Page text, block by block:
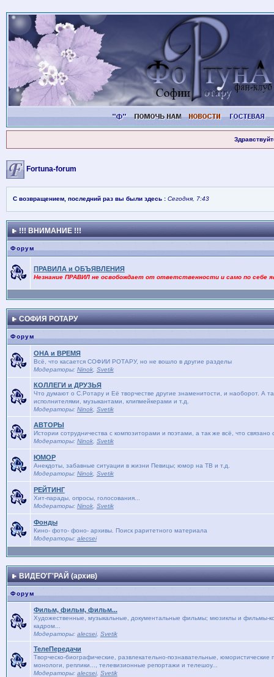
Fortuna-forum
С возвращением, последний раз вы были здесь : Сегодня, 7:43
!!! ВНИМАНИЕ !!!
Форум
ПРАВИЛА и ОБЪЯВЛЕНИЯ
Незнание ПРАВИЛ не освобождает от ответственности и само по себе
СОФИЯ РОТАРУ
Форум
ОНА и ВРЕМЯ
Bсё, что касается СОФИИ РОТАРУ, но не вошло в другие разделы
Модераторы: Ninok, Svetik
КОЛЛЕГИ и ДРУЗЬЯ
Что думают о С.Ротару и Её творчестве другие знаменитости, и наоборот. А
исполнителями, музыкантами, клипмейкерами и т.д.
Модераторы: Ninok, Svetik
АВТОРЫ
Истории сотрудничества с композиторами и поэтами, а так же всё, что связано
Модераторы: Ninok, Svetik
ЮМОР
Анекдоты, забавные ситуации в жизни Певицы; юмор на ТВ и т.д.
Модераторы: Ninok, Svetik
РЕЙТИНГ
Хит-парады, опросы, голосования...
Модераторы: Ninok, Svetik
Фонды
Кино- фото- фоно- архивы. Поиск раритетного материала
Модераторы: alecsei
ВИДЕО'Г'РАЙ (архив)
Форум
Фильм, фильм, фильм...
Художественные, музыкальные, документальные фильмы; мюзиклы и фильмы-
кадром...
Модераторы: alecsei, Svetik
ТелеПередачи
Творческо-биографические, развлекательно-познавательные,
монологи, реплики..., телевизионные репортажи и телешоу...
Модераторы: alecsei, Svetik